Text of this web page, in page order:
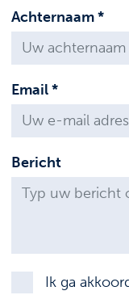
Achternaam *
Email *
Bericht
Ik ga